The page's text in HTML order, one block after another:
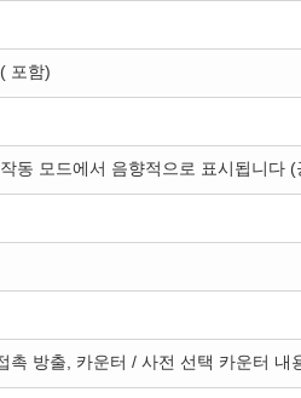
포함)
동 모드에서 음향적으로 표시됩니다 (
방출, 카운터 / 사전 선택 카운터 내